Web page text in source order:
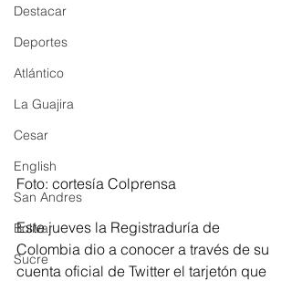
Destacar
Deportes
Atlántico
La Guajira
Cesar
English
San Andres
Bolívar
Sucre
Foto: cortesía Colprensa
Este jueves la Registraduría de
Colombia dio a conocer a través de su
cuenta oficial de Twitter el tarjetón que